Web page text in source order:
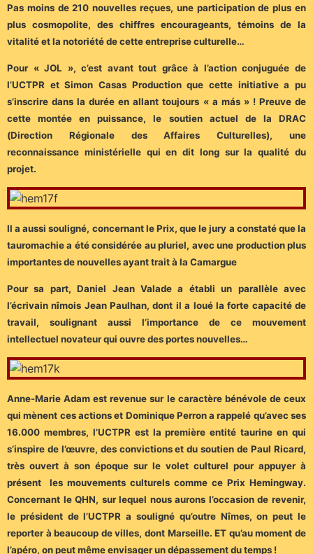
Pas moins de 210 nouvelles reçues, une participation de plus en
plus cosmopolite, des chiffres encourageants, témoins de la
vitalité et la notoriété de cette entreprise culturelle…
Pour « JOL », c’est avant tout grâce à l’action conjuguée de
l’UCTPR et Simon Casas Production que cette initiative a pu
s’inscrire dans la durée en allant toujours « a más » ! Preuve de
cette montée en puissance, le soutien actuel de la DRAC
(Direction Régionale des Affaires Culturelles), une
reconnaissance ministérielle qui en dit long sur la qualité du
projet.
Il a aussi souligné, concernant le Prix, que le jury a constaté que la
tauromachie a été considérée au pluriel, avec une production plus
importantes de nouvelles ayant trait à la Camargue
Pour sa part, Daniel Jean Valade a établi un parallèle avec
l’écrivain nîmois Jean Paulhan, dont il a loué la forte capacité de
travail, soulignant aussi l’importance de ce mouvement
intellectuel novateur qui ouvre des portes nouvelles…
Anne-Marie Adam est revenue sur le caractère bénévole de ceux
qui mènent ces actions et Dominique Perron a rappelé qu’avec ses
16.000 membres, l’UCTPR est la première entité taurine en qui
s’inspire de l’œuvre, des convictions et du soutien de Paul Ricard,
très ouvert à son époque sur le volet culturel pour appuyer à
présent les mouvements culturels comme ce Prix Hemingway.
Concernant le QHN, sur lequel nous aurons l’occasion de revenir,
le président de l’UCTPR a souligné qu’outre Nîmes, on peut le
reporter à beaucoup de villes, dont Marseille. ET qu’au moment de
l’apéro, on peut même envisager un dépassement du temps !